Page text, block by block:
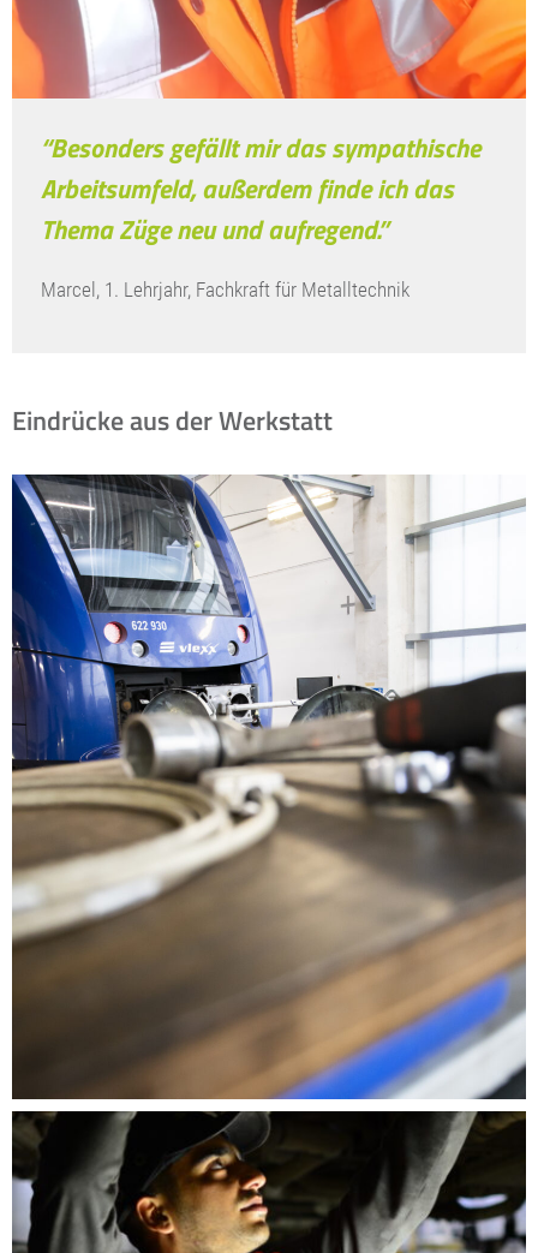
“Besonders gefällt mir das sympathische
Arbeitsumfeld, außerdem finde ich das
Thema Züge neu und aufregend.”
Marcel, 1. Lehrjahr, Fachkraft für Metalltechnik
Eindrücke aus der Werkstatt